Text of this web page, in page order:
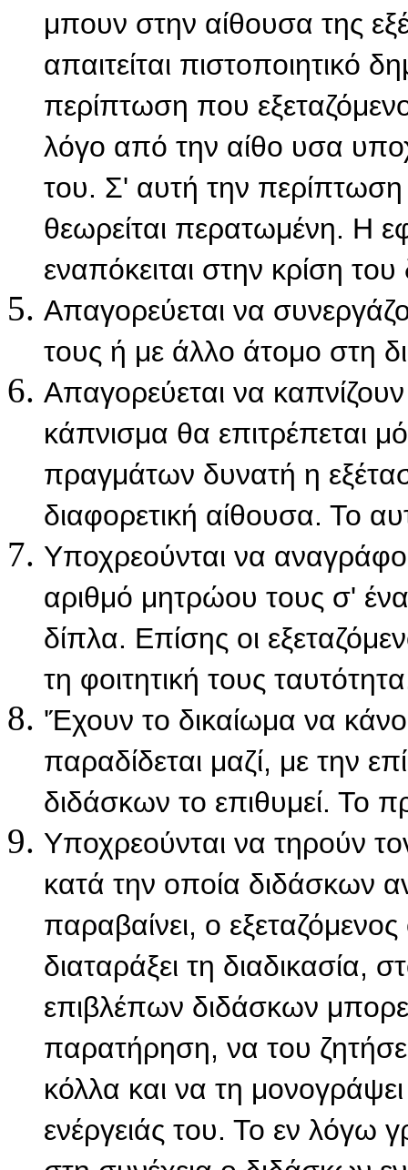
μπουν στην αίθουσα της
απαιτείται πιστοποιητικό
περίπτωση που
λόγο από την αίθο υσα
του. Σ' αυτή την περίπτωση
θεωρείται περατωμένη. Η
εναπόκειται στην κρίση
Απαγορεύεται να
τους ή με άλλο άτομο στη
Απαγορεύεται να
κάπνισμα θα επιτρέπεται
πραγμάτων δυνατή η
διαφορετική αίθουσα. Το
Υποχρεούνται να
αριθμό μητρώου τους σ'
δίπλα. Επίσης οι
τη φοιτητική τους
'Έχουν το δικαίωμα να
παραδίδεται μαζί, με την
διδάσκων το επιθυμεί. Το
Υποχρεούνται να τηρούν
κατά την οποία διδάσκων
παραβαίνει, ο
διαταράξει τη διαδικασία,
επιβλέπων διδάσκων
παρατήρηση, να του
κόλλα και να τη
ενέργειάς του. Το εν λόγω